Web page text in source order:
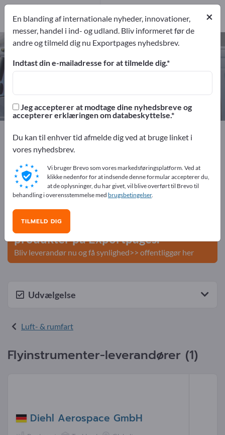
Flyinstrumenter – find
producenter og leverandører
1
1
Exportpages Køretøjer
Luft- & rumfart
Flyinstrumenter
Annoncer gratis på Exportpages!
Behov – Tilbud – Brugte varer – Forretningskontakter >>
start her
Offentliggør din virksomhed og dine
produkter på Exportpages.
Bliv leverandør nu og få synlighed>> offentliggør her
Udvælgelse
Luft- & rumfart
Flyinstrumenter-leverandører (1)
Diehl Aerospace GmbH
×
En blanding af internationale nyheder, innovationer,
messer, handel i ind- og udland. Bliv informeret før de
andre og tilmeld dig nu Exportpages nyhedsbrev.
Indtast din e-mailadresse for at tilmelde dig.
Jeg accepterer at modtage dine nyhedsbreve og
accepterer erklæringen om databeskyttelse.
Du kan til enhver tid afmelde dig ved at bruge linket i
vores nyhedsbrev.
Vi bruger Brevo som vores markedsføringsplatform. Ved at
klikke nedenfor for at indsende denne formular accepterer du,
at de oplysninger, du har givet, vil blive overført til Brevo til
behandling i overensstemmelse med brugsbetingelser.
TILMELD DIG